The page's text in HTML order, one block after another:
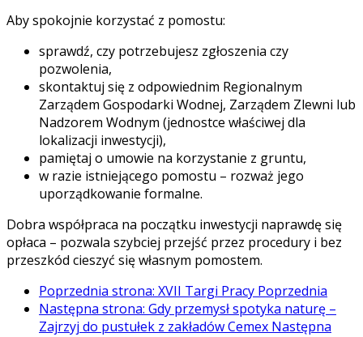
Aby spokojnie korzystać z pomostu:
sprawdź, czy potrzebujesz zgłoszenia czy
pozwolenia,
skontaktuj się z odpowiednim Regionalnym
Zarządem Gospodarki Wodnej, Zarządem Zlewni lub
Nadzorem Wodnym (jednostce właściwej dla
lokalizacji inwestycji),
pamiętaj o umowie na korzystanie z gruntu,
w razie istniejącego pomostu – rozważ jego
uporządkowanie formalne.
Dobra współpraca na początku inwestycji naprawdę się
opłaca – pozwala szybciej przejść przez procedury i bez
przeszkód cieszyć się własnym pomostem.
Poprzednia strona: XVII Targi Pracy Poprzednia
Następna strona: Gdy przemysł spotyka naturę –
Zajrzyj do pustułek z zakładów Cemex Następna